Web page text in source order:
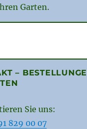
Garten.
–
Sie uns:
829 00 07